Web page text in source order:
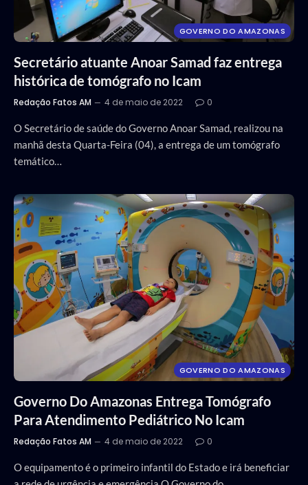
GOVERNO DO AMAZONAS
Secretário atuante Anoar Samad faz entrega
histórica de tomógrafo no Icam
Redação Fatos AM 4 de maio de 2022 0
O Secretário de saúde do Governo Anoar Samad, realizou na
manhã desta Quarta-Feira (04), a entrega de um tomógrafo
temático…
GOVERNO DO AMAZONAS
Governo Do Amazonas Entrega Tomógrafo
Para Atendimento Pediátrico No Icam
Redação Fatos AM 4 de maio de 2022 0
O equipamento é o primeiro infantil do Estado e irá beneficiar